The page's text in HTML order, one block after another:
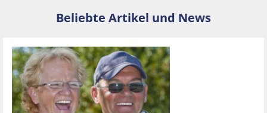
Beliebte Artikel und News